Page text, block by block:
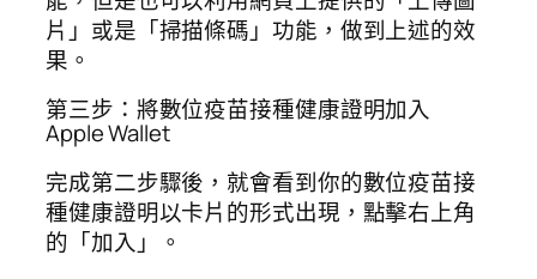
片」或是「掃描條碼」功能，做到上述的效
果。
第三步：將數位疫苗接種健康證明加入
Apple Wallet
完成第二步驟後，就會看到你的數位疫苗接
種健康證明以卡片的形式出現，點擊右上角
的「加入」。